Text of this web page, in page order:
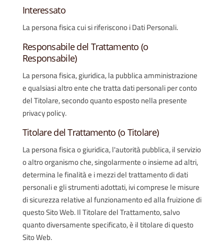
Interessato
La persona fisica cui si riferiscono i Dati Personali.
Responsabile del Trattamento (o
Responsabile)
La persona fisica, giuridica, la pubblica amministrazione
e qualsiasi altro ente che tratta dati personali per conto
del Titolare, secondo quanto esposto nella presente
privacy policy.
Titolare del Trattamento (o Titolare)
La persona fisica o giuridica, l'autorità pubblica, il servizio
o altro organismo che, singolarmente o insieme ad altri,
determina le finalità e i mezzi del trattamento di dati
personali e gli strumenti adottati, ivi comprese le misure
di sicurezza relative al funzionamento ed alla fruizione di
questo Sito Web. Il Titolare del Trattamento, salvo
quanto diversamente specificato, è il titolare di questo
Sito Web.